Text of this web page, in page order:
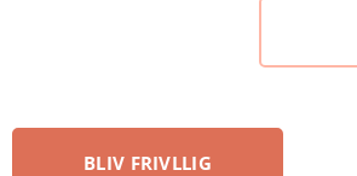
BLIV FRIVLLIG